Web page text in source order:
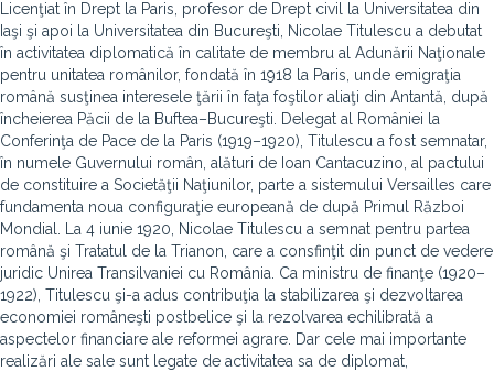
Licenţiat în Drept la Paris, profesor de Drept civil la Universitatea din
Iaşi şi apoi la Universitatea din Bucureşti, Nicolae Titulescu a debutat
în activitatea diplomatică în calitate de membru al Adunării Naţionale
pentru unitatea românilor, fondată în 1918 la Paris, unde emigraţia
română susţinea interesele ţării în faţa foştilor aliaţi din Antantă, după
încheierea Păcii de la Buftea–Bucureşti. Delegat al României la
Conferinţa de Pace de la Paris (1919–1920), Titulescu a fost semnatar,
în numele Guvernului român, alături de Ioan Cantacuzino, al pactului
de constituire a Societăţii Naţiunilor, parte a sistemului Versailles care
fundamenta noua configuraţie europeană de după Primul Război
Mondial. La 4 iunie 1920, Nicolae Titulescu a semnat pentru partea
română şi Tratatul de la Trianon, care a consfinţit din punct de vedere
juridic Unirea Transilvaniei cu România. Ca ministru de finanţe (1920–
1922), Titulescu şi-a adus contribuţia la stabilizarea şi dezvoltarea
economiei româneşti postbelice şi la rezolvarea echilibrată a
aspectelor financiare ale reformei agrare. Dar cele mai importante
realizări ale sale sunt legate de activitatea sa de diplomat,